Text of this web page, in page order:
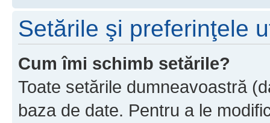
Setările şi preferinţele
Cum îmi schimb setările?
Toate setările dumneavoastră
baza de date. Pentru a le